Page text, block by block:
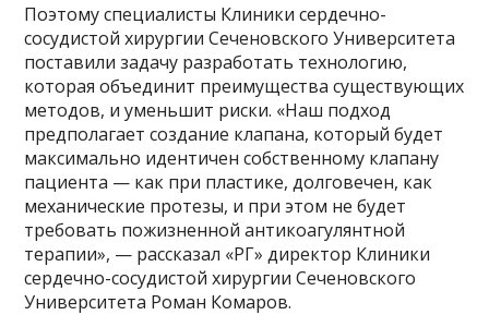
Поэтому специалисты Клиники сердечно-
сосудистой хирургии Сеченовского Университета
поставили задачу разработать технологию,
которая объединит преимущества существующих
методов, и уменьшит риски. «Наш подход
предполагает создание клапана, который будет
максимально идентичен собственному клапану
пациента — как при пластике, долговечен, как
механические протезы, и при этом не будет
требовать пожизненной антикоагулянтной
терапии», — рассказал «РГ» директор Клиники
сердечно-сосудистой хирургии Сеченовского
Университета Роман Комаров.